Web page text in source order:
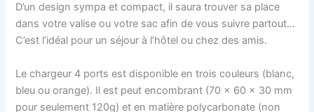
D’un design sympa et compact, il saura trouver sa place
dans votre valise ou votre sac afin de vous suivre partout…
C’est l’idéal pour un séjour à l’hôtel ou chez des amis.
Le chargeur 4 ports est disponible en trois couleurs (blanc,
bleu ou orange). Il est peut encombrant (70 x 60 x 30 mm
pour seulement 120g) et en matière polycarbonate (non